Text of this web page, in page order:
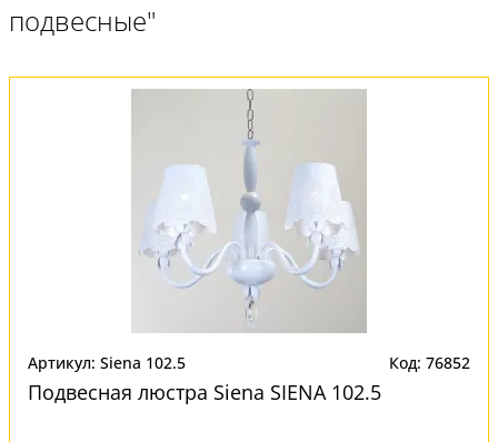
подвесные"
Артикул: Siena 102.5 Код: 76852
Подвесная люстра Siena SIENA 102.5